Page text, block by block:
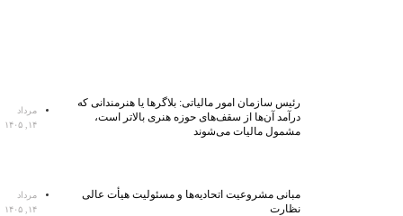
رئیس سازمان امور مالیاتی: بلاگر‌ها یا هنرمندانی که
درآمد آن‌ها از سقف‌های حوزه هنری بالاتر است،
مشمول مالیات می‌شوند
مرداد
۱۴, ۱۴۰۵
مبانی مشروعیت اتحادیه‌ها و مسئولیت هیأت عالی
نظارت
مرداد
۱۴, ۱۴۰۵